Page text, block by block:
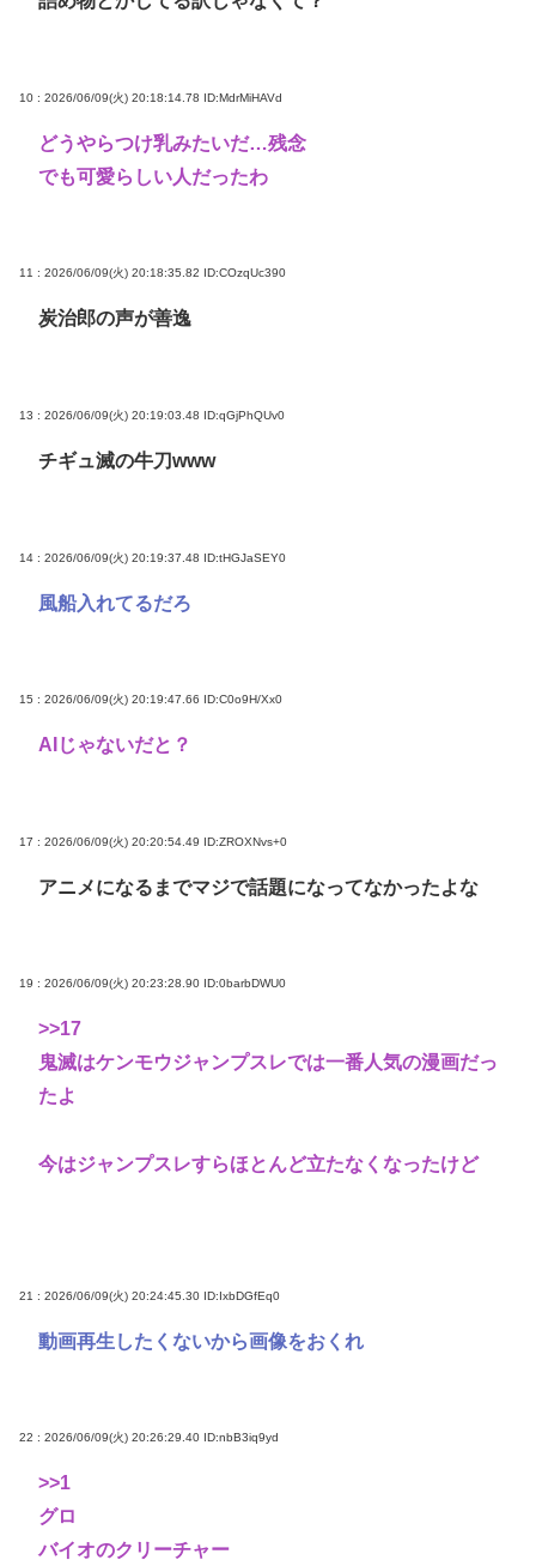
10 : 2026/06/09(火) 20:18:14.78 ID:MdrMiHAVd
どうやらつけ乳みたいだ…残念
でも可愛らしい人だったわ
11 : 2026/06/09(火) 20:18:35.82 ID:COzqUc390
炭治郎の声が善逸
13 : 2026/06/09(火) 20:19:03.48 ID:qGjPhQUv0
チギュ滅の牛刀www
14 : 2026/06/09(火) 20:19:37.48 ID:tHGJaSEY0
風船入れてるだろ
15 : 2026/06/09(火) 20:19:47.66 ID:C0o9H/Xx0
AIじゃないだと？
17 : 2026/06/09(火) 20:20:54.49 ID:ZROXNvs+0
アニメになるまでマジで話題になってなかったよな
19 : 2026/06/09(火) 20:23:28.90 ID:0barbDWU0
>>17
鬼滅はケンモウジャンプスレでは一番人気の漫画だっ
たよ
今はジャンプスレすらほとんど立たなくなったけど
21 : 2026/06/09(火) 20:24:45.30 ID:IxbDGfEq0
動画再生したくないから画像をおくれ
22 : 2026/06/09(火) 20:26:29.40 ID:nbB3iq9yd
>>1
グロ
バイオのクリーチャー